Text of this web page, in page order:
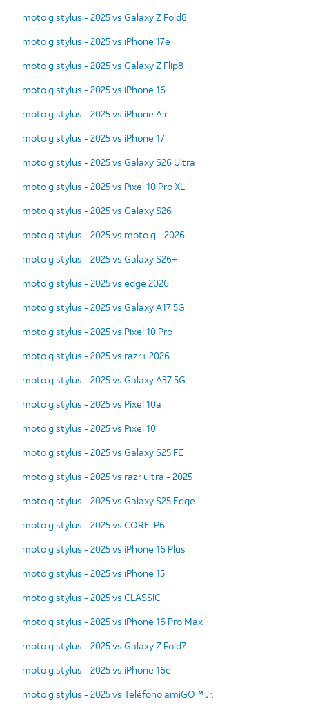
moto g stylus - 2025 vs Galaxy Z Fold8
moto g stylus - 2025 vs iPhone 17e
moto g stylus - 2025 vs Galaxy Z Flip8
moto g stylus - 2025 vs iPhone 16
moto g stylus - 2025 vs iPhone Air
moto g stylus - 2025 vs iPhone 17
moto g stylus - 2025 vs Galaxy S26 Ultra
moto g stylus - 2025 vs Pixel 10 Pro XL
moto g stylus - 2025 vs Galaxy S26
moto g stylus - 2025 vs moto g - 2026
moto g stylus - 2025 vs Galaxy S26+
moto g stylus - 2025 vs edge 2026
moto g stylus - 2025 vs Galaxy A17 5G
moto g stylus - 2025 vs Pixel 10 Pro
moto g stylus - 2025 vs razr+ 2026
moto g stylus - 2025 vs Galaxy A37 5G
moto g stylus - 2025 vs Pixel 10a
moto g stylus - 2025 vs Pixel 10
moto g stylus - 2025 vs Galaxy S25 FE
moto g stylus - 2025 vs razr ultra - 2025
moto g stylus - 2025 vs Galaxy S25 Edge
moto g stylus - 2025 vs CORE-P6
moto g stylus - 2025 vs iPhone 16 Plus
moto g stylus - 2025 vs iPhone 15
moto g stylus - 2025 vs CLASSIC
moto g stylus - 2025 vs iPhone 16 Pro Max
moto g stylus - 2025 vs Galaxy Z Fold7
moto g stylus - 2025 vs iPhone 16e
moto g stylus - 2025 vs Teléfono amiGO™ Jr.